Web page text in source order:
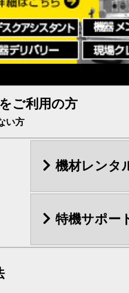
ご利用の方
い方
機材レンタ
特機サポー